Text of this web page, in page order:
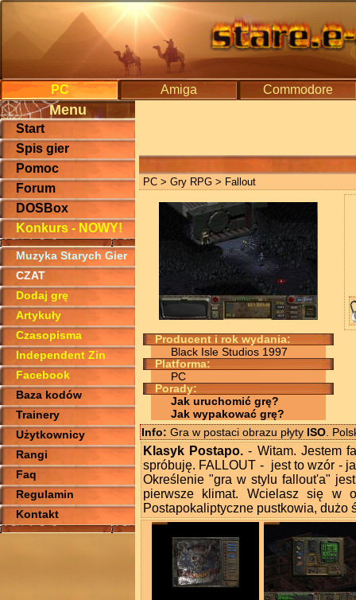
PC Amiga Commodore
Menu
Start
Spis gier
Pomoc
Forum
DOSBox
Konkurs - NOWY!
Muzyka Starych Gier
CZAT
Dodaj grę
Artykuły
Czasopisma
Independent Zin
Facebook
Baza kodów
Trainery
Użytkownicy
Rangi
Faq
Regulamin
Kontakt
PC > Gry RPG > Fallout
Producent i rok wydania:
Black Isle Studios 1997
Platforma:
PC
Porady:
Jak uruchomić grę?
Jak wypakować grę?
Info: Gra w postaci obrazu płyty ISO .
Klasyk Postapo. - Witam. Jestem
spróbuję. FALLOUT - jest to wzór -
Określenie "gra w stylu fallout'a"
pierwsze klimat. Wcielasz się w
Postapokaliptyczne pustkowia, dużo